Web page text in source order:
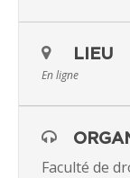
LIEU
En ligne
Faculté de